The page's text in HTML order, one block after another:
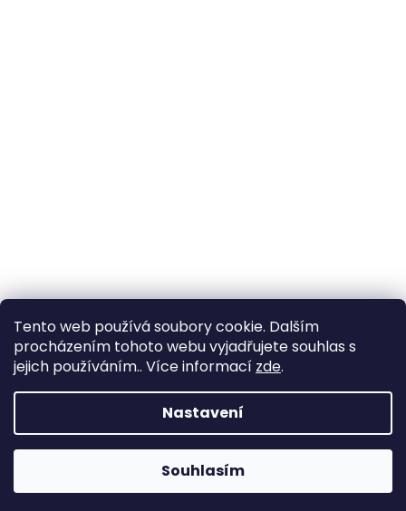
Tento web používá soubory cookie. Dalším
procházením tohoto webu vyjadřujete souhlas s
jejich používáním.. Více informací zde.
Nastavení
Souhlasím